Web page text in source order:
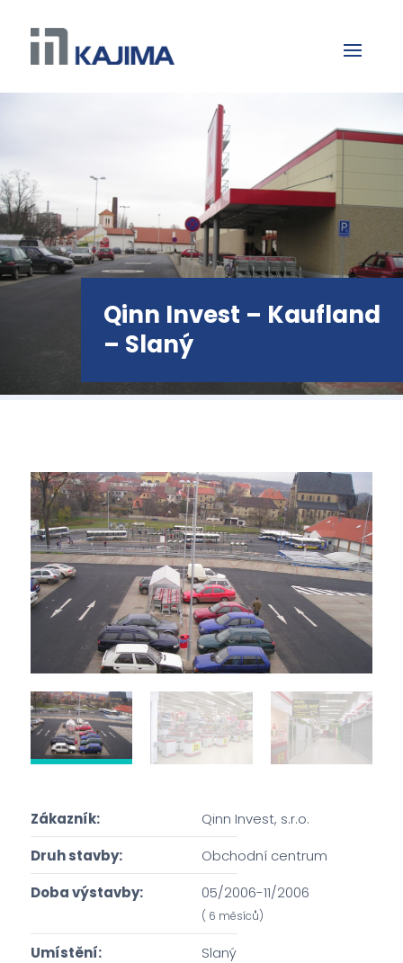
Qinn Invest – Kaufland
– Slaný
Zákazník:
Qinn Invest, s.r.o.
Druh stavby:
Obchodní centrum
Doba výstavby:
05/2006-11/2006
( 6 měsíců)
Umístění:
Slaný